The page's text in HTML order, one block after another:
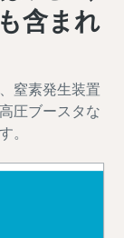
含まれ
窒素発生装置
圧ブースタな
。